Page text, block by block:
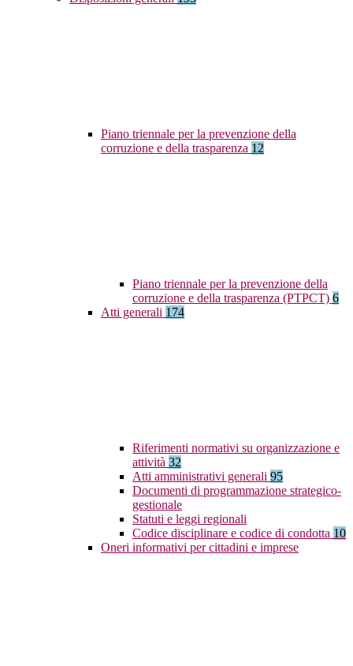
Piano triennale per la prevenzione della
corruzione e della trasparenza 12
Piano triennale per la prevenzione della
corruzione e della trasparenza (PTPCT) 6
Atti generali 174
Riferimenti normativi su organizzazione e
attività 32
Atti amministrativi generali 95
Documenti di programmazione strategico-
gestionale
Statuti e leggi regionali
Codice disciplinare e codice di condotta 10
Oneri informativi per cittadini e imprese